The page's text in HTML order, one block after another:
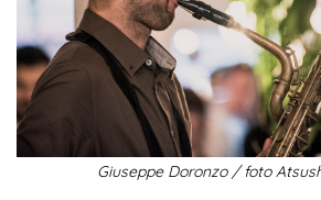
Giuseppe Doronzo / foto